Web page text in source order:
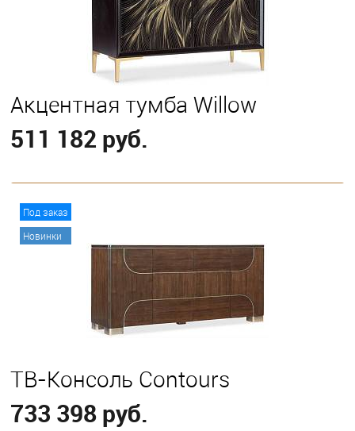
Акцентная тумба Willow
511 182 руб.
Под заказ
Новинки
ТВ-Консоль Contours
733 398 руб.